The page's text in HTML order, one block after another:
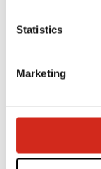
Statistics
Marketing